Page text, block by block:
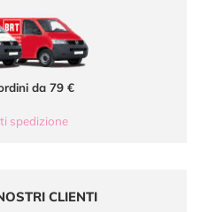
da 79 €
spedizione
CLIENTI